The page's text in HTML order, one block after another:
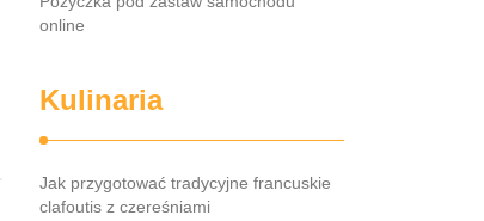
online
Kulinaria
Jak przygotować tradycyjne francuskie
clafoutis z czereśniami